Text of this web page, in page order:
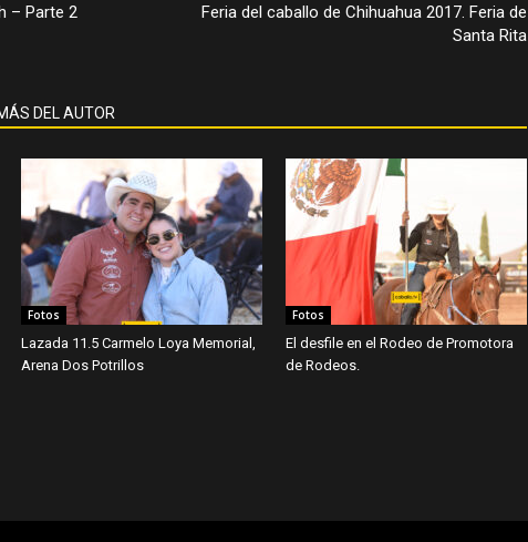
– Parte 2
Feria del caballo de Chihuahua 2017. Feria de
Santa Rita
DEL AUTOR
Fotos
Lazada 11.5 Carmelo Loya Memorial,
Arena Dos Potrillos
Fotos
El desfile en el Rodeo de Promotora
de Rodeos.